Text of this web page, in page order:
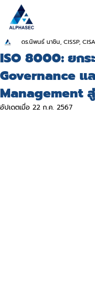
ISO 8000: ยกร
Governance แ
Management
ดร.นิพนธ์ นาชิน, CISSP,
อัปเดตเมื่อ 22 ก.ค. 2567